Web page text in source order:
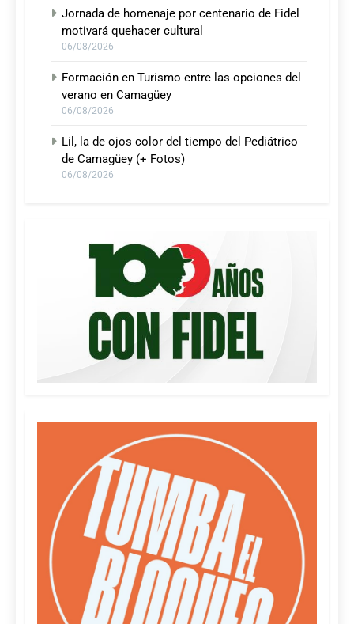
Jornada de homenaje por centenario de Fidel
motivará quehacer cultural
06/08/2026
Formación en Turismo entre las opciones del
verano en Camagüey
06/08/2026
Lil, la de ojos color del tiempo del Pediátrico
de Camagüey (+ Fotos)
06/08/2026